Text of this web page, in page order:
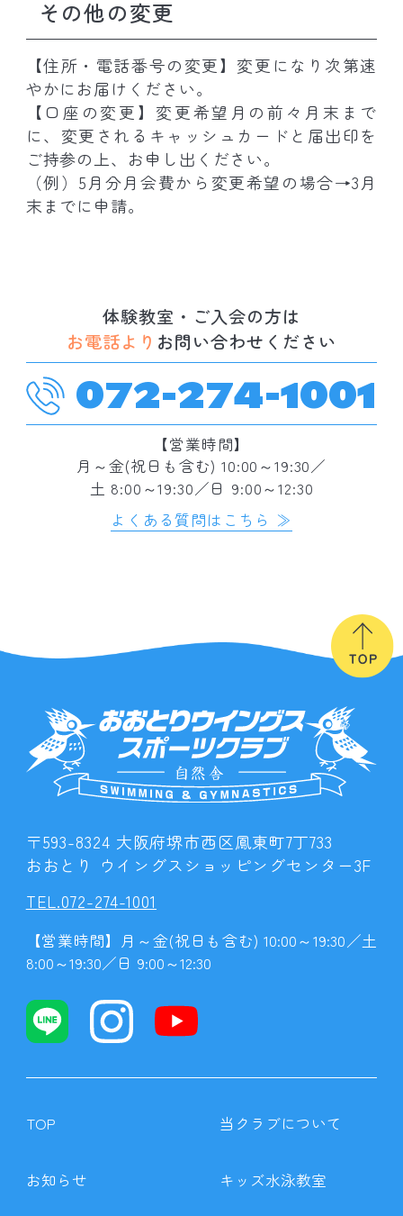
その他の変更
【住所・電話番号の変更】変更になり次第速
やかにお届けください。
【口座の変更】変更希望月の前々月末まで
に、変更されるキャッシュカードと届出印を
ご持参の上、お申し出ください。
（例）5月分月会費から変更希望の場合→3月
末までに申請。
体験教室・ご入会の方は
お電話より お問い合わせください
072-274-1001
【営業時間】
月～金(祝日も含む) 10:00～19:30／
土 8:00～19:30／日 9:00～12:30
よくある質問はこちら ≫
〒593-8324 大阪府堺市西区鳳東町7丁733
おおとり ウイングスショッピングセンター3F
TEL.072-274-1001
【営業時間】月～金(祝日も含む) 10:00～19:30／土
8:00～19:30／日 9:00～12:30
TOP 当クラブについて
お知らせ キッズ水泳教室